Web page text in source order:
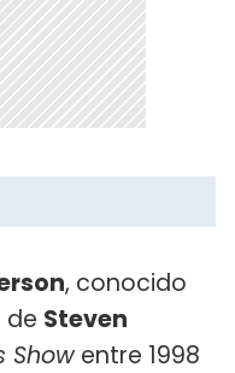
, conocido
de Steven
Showentre 1998